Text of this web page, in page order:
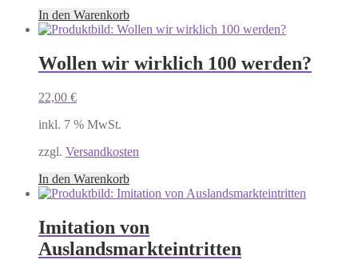
In den Warenkorb
Wollen wir wirklich 100 werden?
22,00 €
inkl. 7 % MwSt.
zzgl. Versandkosten
In den Warenkorb
Imitation von
Auslandsmarkteintritten